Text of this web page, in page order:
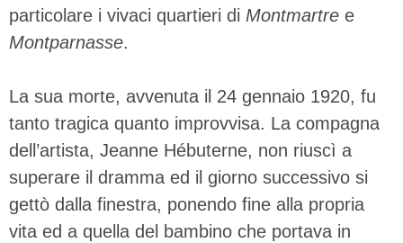
particolare i vivaci quartieri di Montmartre e
Montparnasse.
La sua morte, avvenuta il 24 gennaio 1920, fu
tanto tragica quanto improvvisa. La compagna
dell’artista, Jeanne Hébuterne, non riuscì a
superare il dramma ed il giorno successivo si
gettò dalla finestra, ponendo fine alla propria
vita ed a quella del bambino che portava in